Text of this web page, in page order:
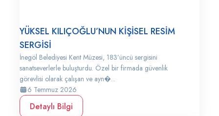
YÜKSEL KILIÇOĞLU’NUN KİŞİSEL RESİM
SERGİSİ
İnegöl Belediyesi Kent Müzesi, 183’üncü sergisini
sanatseverlerle buluşturdu. Özel bir firmada güvenlik
görevlisi olarak çalışan ve ayn�...
6 Temmuz 2026
Detaylı Bilgi